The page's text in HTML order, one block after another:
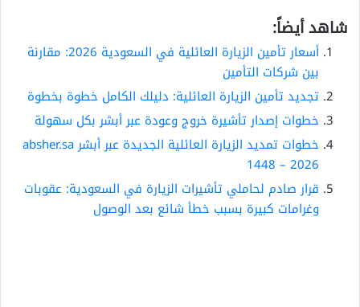
شاهد أيضاً:
أسعار تأمين الزيارة العائلية في السعودية 2026: مقارنة
بين شركات التأمين
تجديد تأمين الزيارة العائلية: دليلك الكامل خطوة بخطوة
خطوات إصدار تأشيرة خروج وعودة عبر أبشر بكل سهولة
خطوات تمديد الزيارة العائلية الجديدة عبر أبشر absher.sa
1448 – 2026
قرار صادم لحاملي تأشيرات الزيارة في السعودية: عقوبات
وغرامات كبيرة بسبب خطأ شائع بعد الوصول